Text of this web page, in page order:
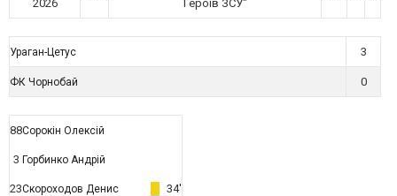
2026
Героїв ЗСУ"
Ураган-Цетус 3
ФК Чорнобай 0
88Сорокін Олексій
3 Горбинко Андрій
23Скороходов Денис 34'